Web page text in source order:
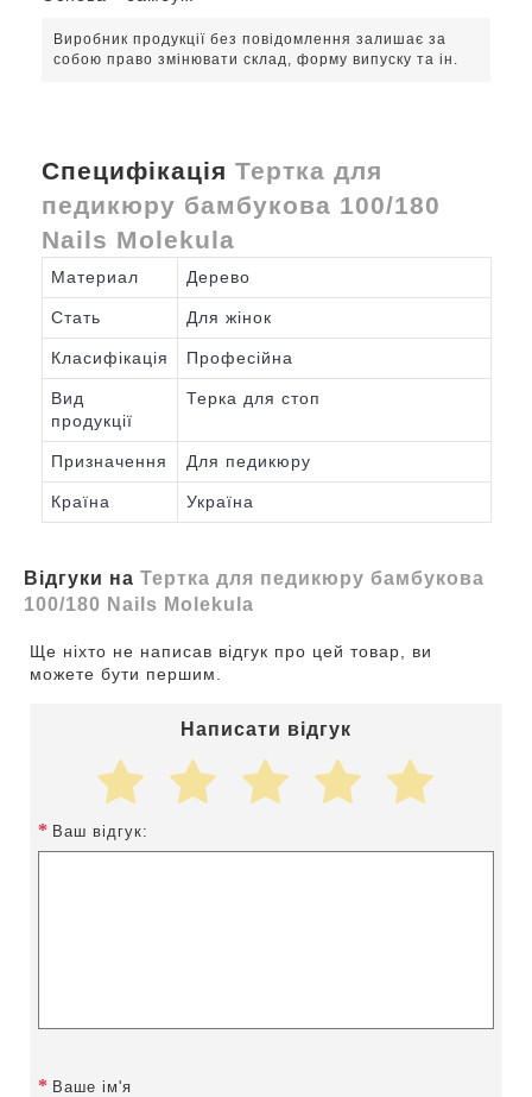
Виробник продукції без повідомлення залишає за
собою право змінювати склад, форму випуску та ін.
Специфікація Тертка для
педикюру бамбукова 100/180
Nails Molekula
Материал Дерево
Стать Для жінок
Класифікація Професійна
Вид
продукції
Терка для стоп
Призначення Для педикюру
Країна Україна
Відгуки на Тертка для педикюру бамбукова
100/180 Nails Molekula
Ще ніхто не написав відгук про цей товар, ви
можете бути першим.
Написати відгук
Ваш відгук:
Ваше ім'я